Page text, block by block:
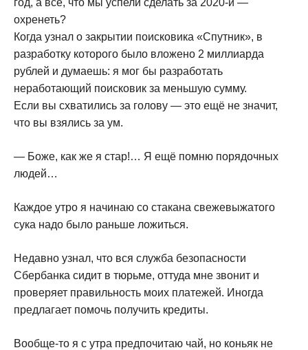
год, а всё, что мы успели сделать за 2020-й —
охренеть?
Когда узнал о закрытии поисковика «Спутник», в
разработку которого было вложено 2 миллиарда
рублей и думаешь: я мог бы разработать
неработающий поисковик за меньшую сумму.
Если вы схватились за голову — это ещё не значит,
что вы взялись за ум.
— Боже, как же я стар!… Я ещё помню порядочных
людей…
Каждое утро я начинаю со стакана свежевыжатого
сука надо было раньше ложиться.
Недавно узнал, что вся служба безопасности
Сбербанка сидит в тюрьме, оттуда мне звонит и
проверяет правильность моих платежей. Иногда
предлагает помочь получить кредиты.
Вообще-то я с утра предпочитаю чай, но коньяк не